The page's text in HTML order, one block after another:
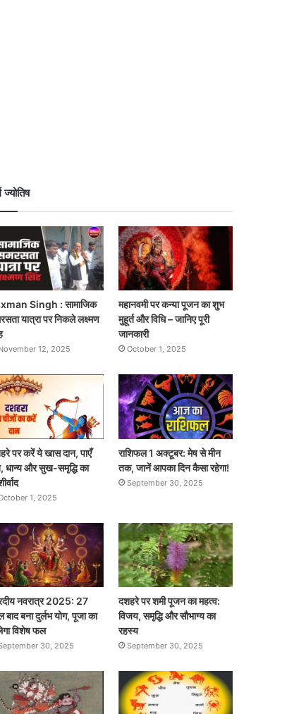
ज्योतिष
Singh : सामाजिक
यात्रा पर निकले लक्ष्मण
12, 2025
महानवमी पर कन्या पूजन का शुभ
मुहूर्त और विधि – जानिए पूरी
जानकारी
October 1, 2025
पर करें ये खास दान, पाएँ
धान्य और सुख-समृद्धि का
1, 2025
राशिफल 1 अक्टूबर: मेष से मीन
तक, जानें आपका दिन कैसा रहेगा!
September 30, 2025
नवरात्र 2025: 27
बाद बना दुर्लभ योग, पूजा का
विशेष फल
30, 2025
दशहरे पर शमी पूजन का महत्व:
विजय, समृद्धि और सौभाग्य का
रहस्य
September 30, 2025